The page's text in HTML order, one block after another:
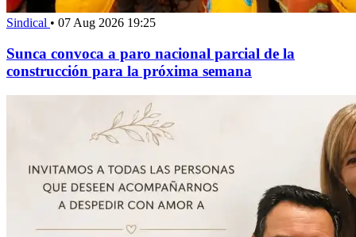
Sindical • 07 Aug 2026 19:25
Sunca convoca a paro nacional parcial de la
construcción para la próxima semana